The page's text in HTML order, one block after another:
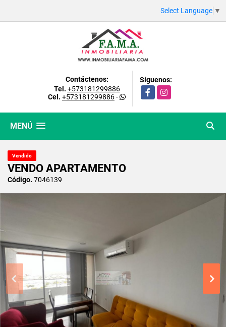
Select Language ▼
Contáctenos:
Tel. +573181299886
Cel. +573181299886-
Síguenos:
FacebookInstagram
MENÚ
Vendido
VENDO APARTAMENTO
Código. 7046139